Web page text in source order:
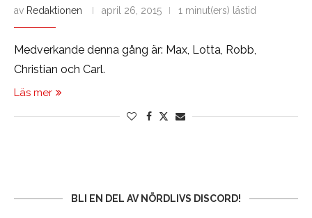
av Redaktionen april 26, 2015 1 minut(ers) lästid
Medverkande denna gång är: Max, Lotta, Robb,
Christian och Carl.
Läs mer
BLI EN DEL AV NÖRDLIVS DISCORD!